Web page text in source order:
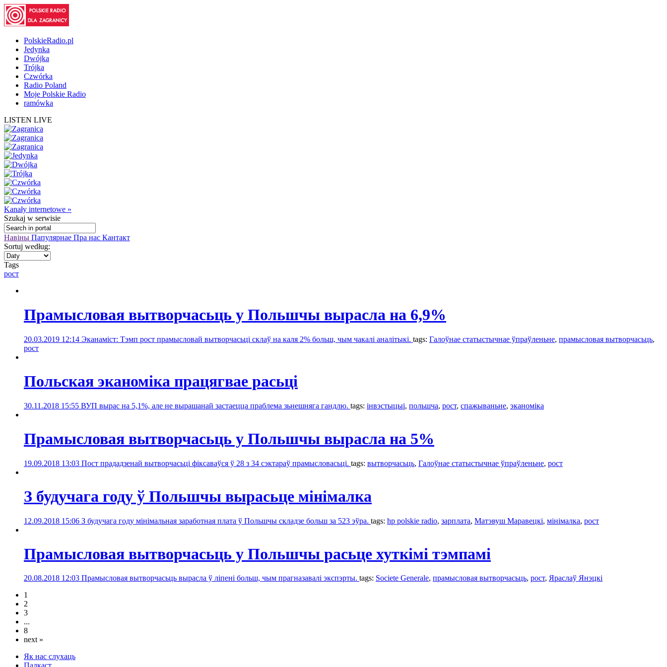
PolskieRadio.pl
Jedynka
Dwójka
Trójka
Czwórka
Radio Poland
Moje Polskie Radio
ramówka
LISTEN LIVE
Kanały internetowe »
Szukaj w serwisie
Навіны Папулярнае Пра нас Кантакт
Sortuj według:
Tags
рост
Прамысловая вытворчасьць у Польшчы вырасла на 6,9%
20.03.2019 12:14 Эканаміст: Тэмп рост прамысловай вытворчасьці склаў на каля 2% больш, чым чакалі аналітыкі. tags: Галоўнае статыстычнае ўпраўленьне, прамысловая вытворчасьць,
рост
Польская эканоміка працягвае расьці
30.11.2018 15:55 ВУП вырас на 5,1%, але не вырашанай застаецца праблема зьнешняга гандлю. tags: інвэстыцыі, польшча, рост, спажываньне, эканоміка
Прамысловая вытворчасьць у Польшчы вырасла на 5%
19.09.2018 13:03 Пост прададзенай вытворчасьці фіксаваўся ў 28 з 34 сэктараў прамысловасьці. tags: вытворчасьць, Галоўнае статыстычнае ўпраўленьне, рост
З будучага году ў Польшчы вырасьце мінімалка
12.09.2018 15:06 З будучага году мінімальная заработная плата ў Польшчы складзе больш за 523 эўра. tags: hp polskie radio, зарплатa, Матэвуш Маравецкі, мінімалка, рост
Прамысловая вытворчасьць у Польшчы расьце хуткімі тэмпамі
20.08.2018 12:03 Прамысловая вытворчасьць вырасла ў ліпені больш, чым прагназавалі экспэрты. tags: Societe Generale, прамысловая вытворчасьць, рост, Яраслаў Янэцкі
1
2
3
...
8
next »
Як нас слухаць